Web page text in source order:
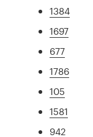
1384
1697
677
1786
105
1581
942